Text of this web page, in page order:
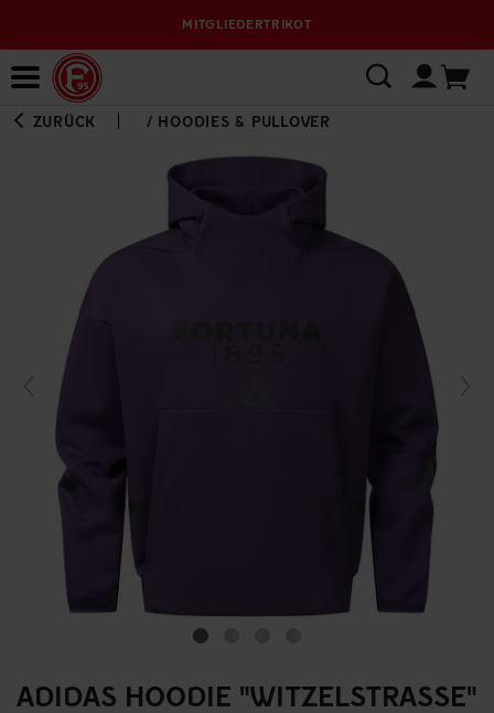
MITGLIEDERTRIKOT
ZURÜCK / HOODIES & PULLOVER
ADIDAS HOODIE "WITZELSTRASSE"